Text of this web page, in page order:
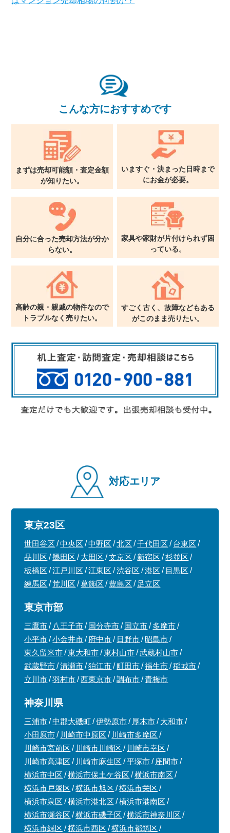
無料査定・売却相談
10時～18時/水曜日定休
東京本社 0120-900-881
関西支社 0120-711-018
こんな方におすすめです
まずは売却可能額・査定金額
が知りたい。
いますぐ・決まった日時まで
にお金が必要。
自分に合った売却方法が分か
らない。
家具や家財が片付けられず困
っている。
高齢の親・親戚の物件なので
トラブルなく売りたい。
すごく古く、故障などもある
がこのまま売りたい。
対応エリア
東京23区
世田谷区 中央区 中野区 北区 千代田区
台東区
品川区
墨田区 大田区 文京区 新宿区
杉並区
板橋区
江戸川区 江東区 渋谷区 港区
目黒区
練馬区
荒川区 葛飾区 豊島区 足立区
東京市部
三鷹市 八王子市 国分寺市 国立市
多摩市
小平市
小金井市 府中市 日野市
昭島市
東久留米市
東大和市 東村山市
武蔵村山市
武蔵野市
清瀬市 狛江市 町田市 福生市
稲城市
立川市
羽村市 西東京市 調布市 青梅市
神奈川県
三浦市 中郡大磯町 伊勢原市 厚木市
大和市
小田原市
川崎市中原区
川崎市多摩区
川崎市宮前区
川崎市川崎区
川崎市幸区
川崎市高津区
川崎市麻生区 平塚市
座間市
横浜市中区
横浜市保土ケ谷区
横浜市南区
横浜市戸塚区
横浜市旭区
横浜市栄区
横浜市泉区
横浜市港北区
横浜市港南区
横浜市瀬谷区
横浜市磯子区
横浜市神奈川区
横浜市緑区
横浜市西区
横浜市都筑区